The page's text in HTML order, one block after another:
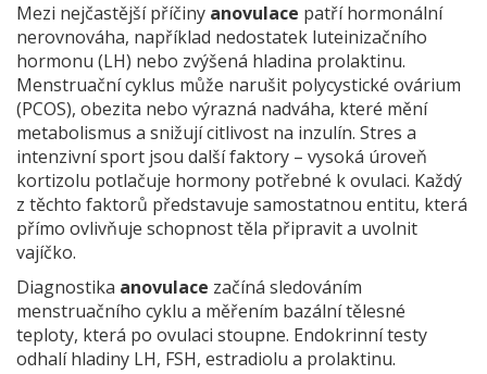
Mezi nejčastější příčiny anovulace patří hormonální
nerovnováha, například nedostatek luteinizačního
hormonu (LH) nebo zvýšená hladina prolaktinu.
Menstruační cyklus může narušit polycystické ovárium
(PCOS), obezita nebo výrazná nadváha, které mění
metabolismus a snižují citlivost na inzulín. Stres a
intenzivní sport jsou další faktory – vysoká úroveň
kortizolu potlačuje hormony potřebné k ovulaci. Každý
z těchto faktorů představuje samostatnou entitu, která
přímo ovlivňuje schopnost těla připravit a uvolnit
vajíčko.
Diagnostika anovulace začíná sledováním
menstruačního cyklu a měřením bazální tělesné
teploty, která po ovulaci stoupne. Endokrinní testy
odhalí hladiny LH, FSH, estradiolu a prolaktinu.